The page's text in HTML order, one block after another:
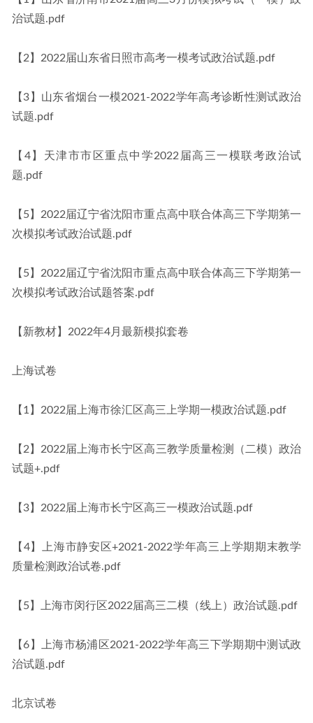
治试题.pdf
【2】2022届山东省日照市高考一模考试政治试题.pdf
【3】山东省烟台一模2021-2022学年高考诊断性测试政治
试题.pdf
【4】天津市市区重点中学2022届高三一模联考政治试
题.pdf
【5】2022届辽宁省沈阳市重点高中联合体高三下学期第一
次模拟考试政治试题.pdf
【5】2022届辽宁省沈阳市重点高中联合体高三下学期第一
次模拟考试政治试题答案.pdf
【新教材】2022年4月最新模拟套卷
上海试卷
【1】2022届上海市徐汇区高三上学期一模政治试题.pdf
【2】2022届上海市长宁区高三教学质量检测（二模）政治
试题+.pdf
【3】2022届上海市长宁区高三一模政治试题.pdf
【4】上海市静安区+2021-2022学年高三上学期期末教学
质量检测政治试卷.pdf
【5】上海市闵行区2022届高三二模（线上）政治试题.pdf
【6】上海市杨浦区2021-2022学年高三下学期期中测试政
治试题.pdf
北京试卷